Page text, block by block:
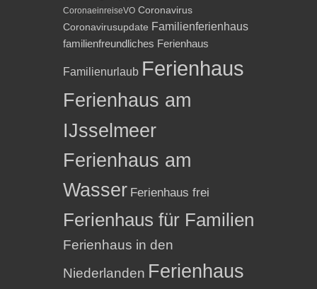
CoronaeinreiseVO Coronavirus
Coronavirusupdate Familienferienhaus
familienfreundliches Ferienhaus
Familienurlaub Ferienhaus
Ferienhaus am
IJsselmeer
Ferienhaus am
Wasser Ferienhaus frei
Ferienhaus für Familien
Ferienhaus in den
Niederlanden Ferienhaus